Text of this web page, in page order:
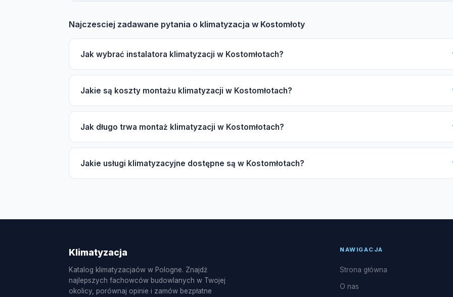
Najczesciej zadawane pytania o klimatyzacja w Kostomłoty
Jak wybrać instalatora klimatyzacji w Kostomłotach?
autoryzacje producentów Daikin/Mitsubishi/Samsung oraz opinie innych klientów. Nasz katalog pomoże Ci w
Jakie są koszty montażu klimatyzacji w Kostomłotach?
wewnętrznych (split lub multi-split), marki (ekonomiczna lub premium) oraz długości instalacji miedzianej.
Jak długo trwa montaż klimatyzacji w Kostomłotach?
sezonie wiosenno-letnim czas oczekiwania może się wydłużyć.
Jakie usługi klimatyzacyjne dostępne są w Kostomłotach?
freonowego oraz uzupełnianie czynnika R32.
Klimatyzacja
Katalog klimatyzacjaów w Pologne. Znajdź
najlepszych fachowców budowlanych w Twojej
okolicy, porównaj opinie i zamów bezpłatne
NAWIGACJA
Strona główna
O nas